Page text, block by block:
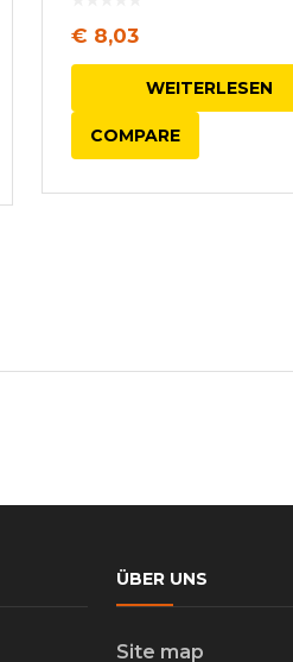
€ 8,03
WEITERLESEN
COMPARE
ÜBER UNS
Site map